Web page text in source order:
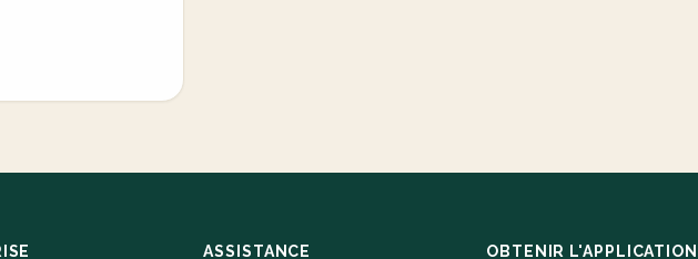
ASSISTANCE OBTENIR L'APPLICATION